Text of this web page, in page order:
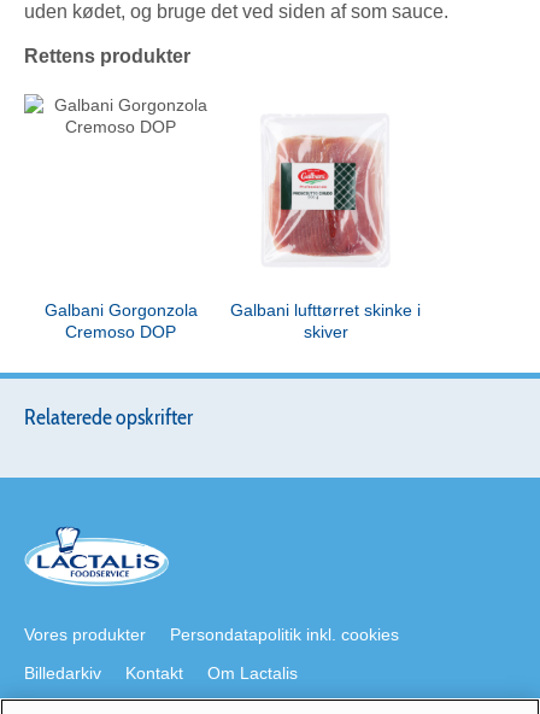
uden kødet, og bruge det ved siden af som sauce.
Rettens produkter
Galbani Gorgonzola
Cremoso DOP
Galbani lufttørret skinke i
skiver
Relaterede opskrifter
Vores produkter
Persondatapolitik inkl. cookies
Billedarkiv
Kontakt Om Lactalis